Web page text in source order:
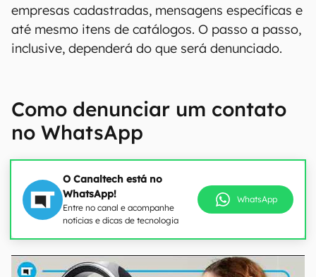
empresas cadastradas, mensagens específicas e
até mesmo itens de catálogos. O passo a passo,
inclusive, dependerá do que será denunciado.
Como denunciar um contato
no WhatsApp
O Canaltech está no
WhatsApp!
Entre no canal e acompanhe
notícias e dicas de tecnologia
WhatsApp